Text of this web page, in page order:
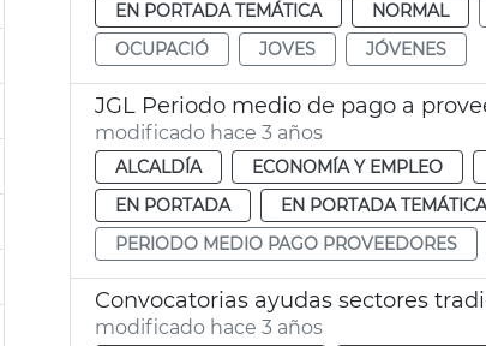
EN PORTADA TEMÁTICA
NORMAL
OCUPACIÓ
JOVES JÓVENES
JGL Periodo medio de pago a
modificado hace 3 años
ALCALDÍA ECONOMÍA Y EMPLEO
EN PORTADA
EN PORTADA TEMÁTICA
PERIODO MEDIO PAGO PROVEEDORES
Convocatorias ayudas sectores
modificado hace 3 años